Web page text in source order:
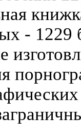
- 1229